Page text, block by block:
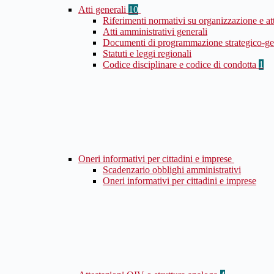
Atti generali 10
Riferimenti normativi su organizzazione e
Atti amministrativi generali
Documenti di programmazione strategico-
Statuti e leggi regionali
Codice disciplinare e codice di condotta 1
Oneri informativi per cittadini e imprese
Scadenzario obblighi amministrativi
Oneri informativi per cittadini e imprese